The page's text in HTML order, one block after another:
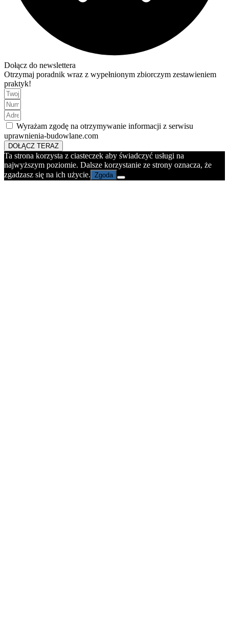
Dołącz do newslettera
Otrzymaj poradnik wraz z wypełnionym zbiorczym zestawieniem
praktyk!
Wyrażam zgodę na otrzymywanie informacji z serwisu
uprawnienia-budowlane.com
DOŁĄCZ TERAZ
Ta strona korzysta z ciasteczek aby świadczyć usługi na
najwyższym poziomie. Dalsze korzystanie ze strony oznacza, że
zgadzasz się na ich użycie. Zgoda